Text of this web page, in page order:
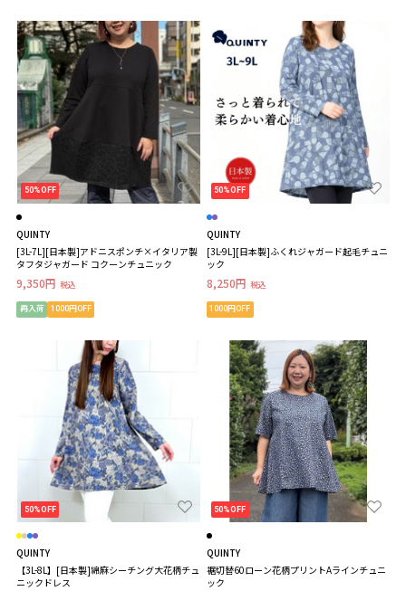
50%OFF
QUINTY
[3L-7L][日本製]アドニスポンチ×イタリア製
タフタジャガード コクーンチュニック
9,350円 税込
再入荷 1000円OFF
50%OFF
QUINTY
[3L-9L][日本製]ふくれジャガード起毛チュニ
ック
8,250円 税込
1000円OFF
50%OFF
QUINTY
【3L-8L】[日本製]綿麻シーチング大花柄チュ
ニックドレス
50%OFF
QUINTY
裾切替60ローン花柄プリントAラインチュニ
ック